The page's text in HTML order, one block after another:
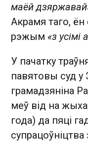
маёй
Акрамя таго, ён
рэжым «з усімі
У пачатку
павятовы суд у
грамадзяніна
меў від на
года) да пяці